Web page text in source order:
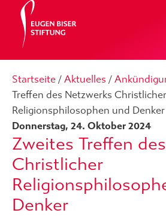
Startseite / Aktuelles /
Treffen des Netzwerks Christlicher
Religionsphilosophen und Denker
Donnerstag, 24. Oktober 2024
Zweites Treffen
Christlicher
Denker